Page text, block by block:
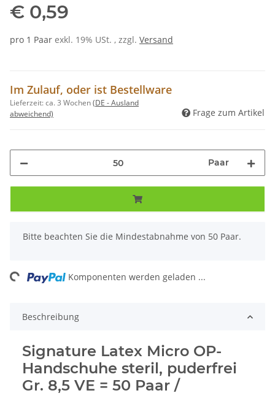
€ 0,59
pro 1 Paar exkl. 19% USt. , zzgl. Versand
Im Zulauf, oder ist Bestellware
Lieferzeit:ca. 3 Wochen(DE - Ausland
abweichend)
Frage zum Artikel
Paar
x
Bitte beachten Sie die Mindestabnahme von 50 Paar.
Komponenten werden geladen ...
Beschreibung
Signature Latex Micro OP-
Handschuhe steril, puderfrei
Gr. 8,5 VE = 50 Paar /